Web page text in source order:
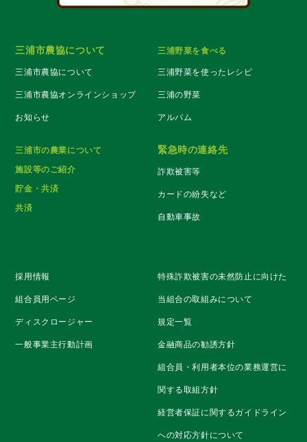
三浦市農協について
三浦市農協について
三浦市農協オンラインショップ
お知らせ
三浦野菜を食べる
三浦野菜を使ったレシピ
三浦の野菜
アルバム
三浦市の農業について
施設等のご紹介
貯金・共済
共済
緊急時の連絡先
詐欺被害等
カードの紛失など
自動車事故
採用情報
組合員用ページ
ディスクロージャー
一般事業主行動計画
特殊詐欺被害の未然防止に向けた
当組合の取組みについて
規定一覧
金融商品の勧誘方針
組合員・利用者本位の業務運営に
関する取組方針
経営者保証に関するガイドライン
への対応方針について